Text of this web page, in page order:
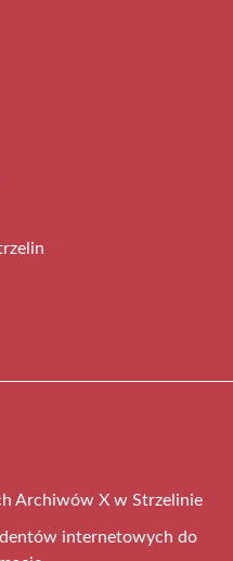
Archiwów X w Strzelinie
internetowych do